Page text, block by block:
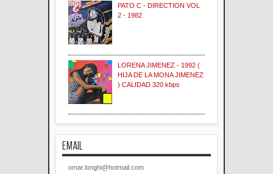
PATO C - DIRECTION VOL
2 - 1982
LORENA JIMENEZ - 1992 (
HIJA DE LA MONA JIMENEZ
) CALIDAD 320 kbps
EMAIL
omar.longhi@hotmail.com